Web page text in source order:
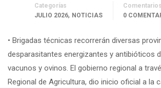
Categorías
JULIO 2026, NOTICIAS
Comentarios
0
• Brigadas técnicas recorrerán diversas
desparasitantes energizantes y antibióticos
vacunos y ovinos. El gobierno regional a
Regional de Agricultura, dio inicio oficial a la